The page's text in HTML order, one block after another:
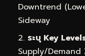
Downtrend
Sideway
ระบุ Key
Supply/Demand